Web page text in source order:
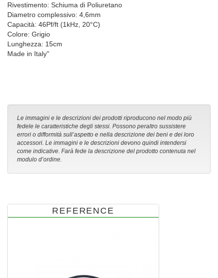
Rivestimento: Schiuma di Poliuretano
Diametro complessivo: 4,6mm
Capacità: 46Pf/ft (1kHz, 20°C)
Colore: Grigio
Lunghezza: 15cm
Made in Italy"
Le immagini e le descrizioni dei prodotti riproducono nel modo più
fedele le caratteristiche degli stessi. Possono peraltro sussistere
errori o difformità sull’aspetto e nella descrizione dei beni e dei loro
accessori. Le immagini e le descrizioni devono quindi intendersi
come indicative. Farà fede la descrizione del prodotto contenuta nel
modulo d’ordine.
REFERENCE